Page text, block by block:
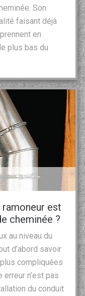
Son
faisant déjà
en
plus bas du
ramoneur est
cheminée ?
au niveau du
d’abord savoir
compliquées
erreur n’est pas
du conduit